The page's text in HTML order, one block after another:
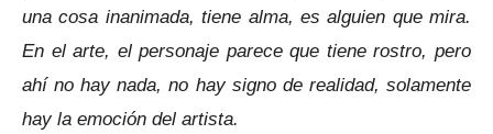
una cosa inanimada, tiene alma, es alguien que mira.
En el arte, el personaje parece que tiene rostro, pero
ahí no hay nada, no hay signo de realidad, solamente
hay la emoción del artista.